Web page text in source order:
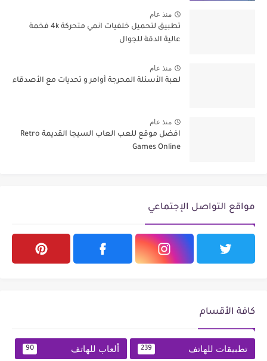
منذ عام
تطبيق لتحميل خلفيات انمي متحركة 4k فخمة
عالية الدقة للجوال
منذ عام
لعبة الأسئلة المحرجة أوامر و تحديات مع الأصدقاء
منذ عام
افضل موقع للعب العاب السيجا القديمة Retro
Games Online
مواقع التواصل الإجتماعي
كافة الأقسام
تطبيقات للهاتف 239 ألعاب للهاتف 90